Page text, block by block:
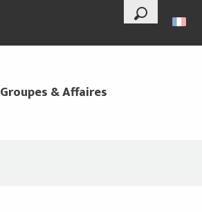
--°
Recherche
Groupes & Affaires